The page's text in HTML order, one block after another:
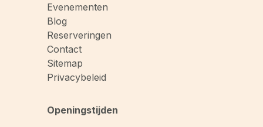
Evenementen
Blog
Reserveringen
Contact
Sitemap
Privacybeleid
Openingstijden